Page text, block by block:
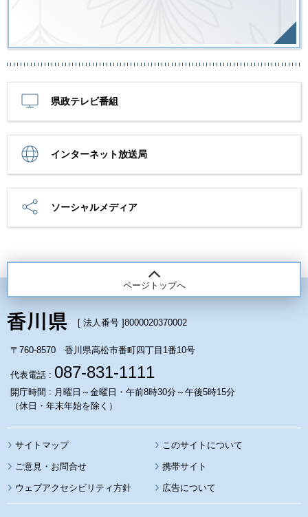
県政テレビ番組
インターネット放送局
ソーシャルメディア
ページトップへ
[ 法人番号 ]8000020370002
〒760-8570 香川県高松市番町四丁目1番10号
代表電話 : 087-831-1111
開庁時間 : 月曜日～金曜日・午前8時30分～午後5時15分
（休日・年末年始を除く）
サイトマップ このサイトについて
携帯サイト
ウェブアクセシビリティ方針 広告について